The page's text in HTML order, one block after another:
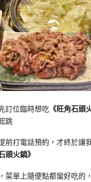
訂位臨時想吃 《旺角石頭
跳
前打電話預約，才終於讓
頭火鍋》
菜單上隨便點都蠻好吃的